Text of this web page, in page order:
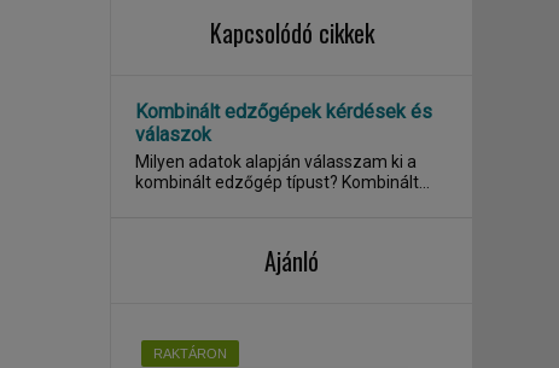
Kapcsolódó cikkek
Kombinált edzőgépek kérdések és
válaszok
Milyen adatok alapján válasszam ki a
kombinált edzőgép típust? Kombinált
Ajánló
RAKTÁRON